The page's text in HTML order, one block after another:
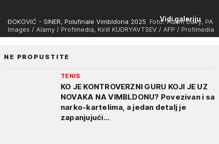
Vidi galeriju
ĐOKOVIĆ - SINER, Polufinale Vimbldona 2025 Foto: Adam Davy, PA
Images / Alamy / Profimedia, Kirill KUDRYAVTSEV / AFP / Profimedia
NE PROPUSTITE
TENIS
KO JE KONTROVERZNI GURU KOJI JE UZ
NOVAKA NA VIMBLDONU? Povezivan i sa
narko-kartelima, a jedan detalj je
zapanjujući...